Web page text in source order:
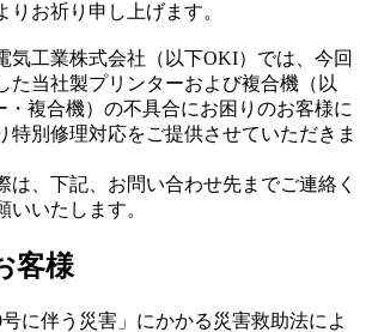
りお祈り申し上げます。
気工業株式会社（以下OKI）では、今回
た当社製プリンターおよび複合機（以
複合機）の不具合にお困りのお客様に
特別修理対応をご提供させていただきま
は、下記、お問い合わせ先までご連絡く
いいたします。
客様
号に伴う災害」にかかる災害救助法によ